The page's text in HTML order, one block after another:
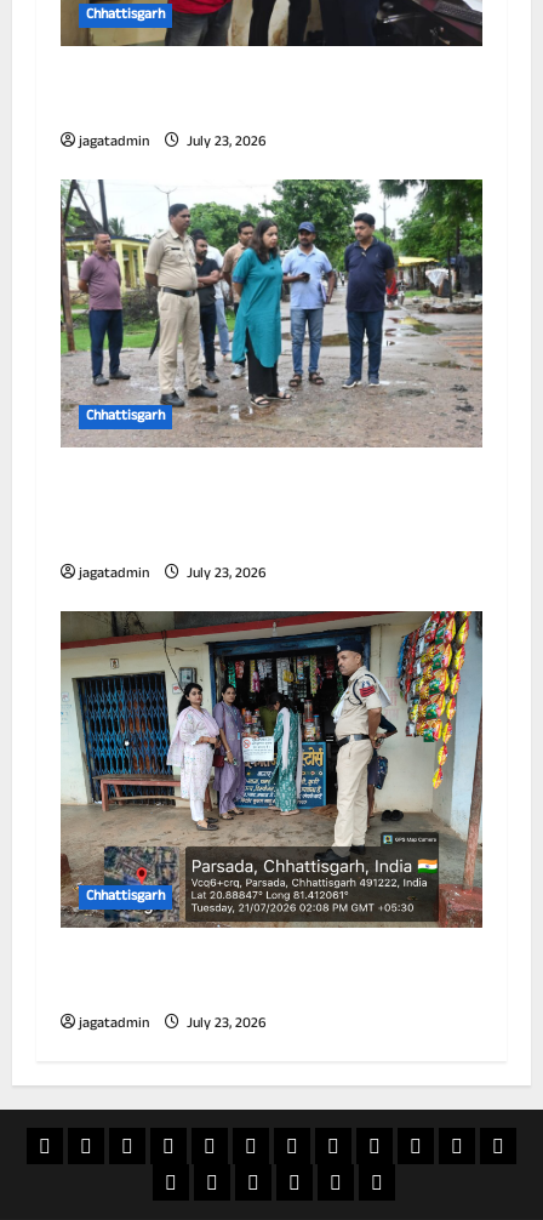
Chhattisgarh
jagatadmin July 23, 2026
Chhattisgarh
jagatadmin July 23, 2026
Chhattisgarh
jagatadmin July 23, 2026
खास
राज्य विदेशअपराध
देश खेल आस्थामनोरंजनवीडियोचुनावराशिफल
शिक्षासियासत
ई
स्वास्थ्यजापान
20